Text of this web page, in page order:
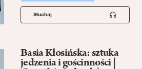
Słuchaj
Basia Kłosińska: sztuka
jedzenia i gościnności |